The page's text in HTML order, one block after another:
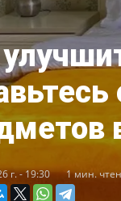
г. - 19:30 1 мин.